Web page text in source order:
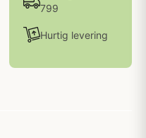
799
Hurtig levering